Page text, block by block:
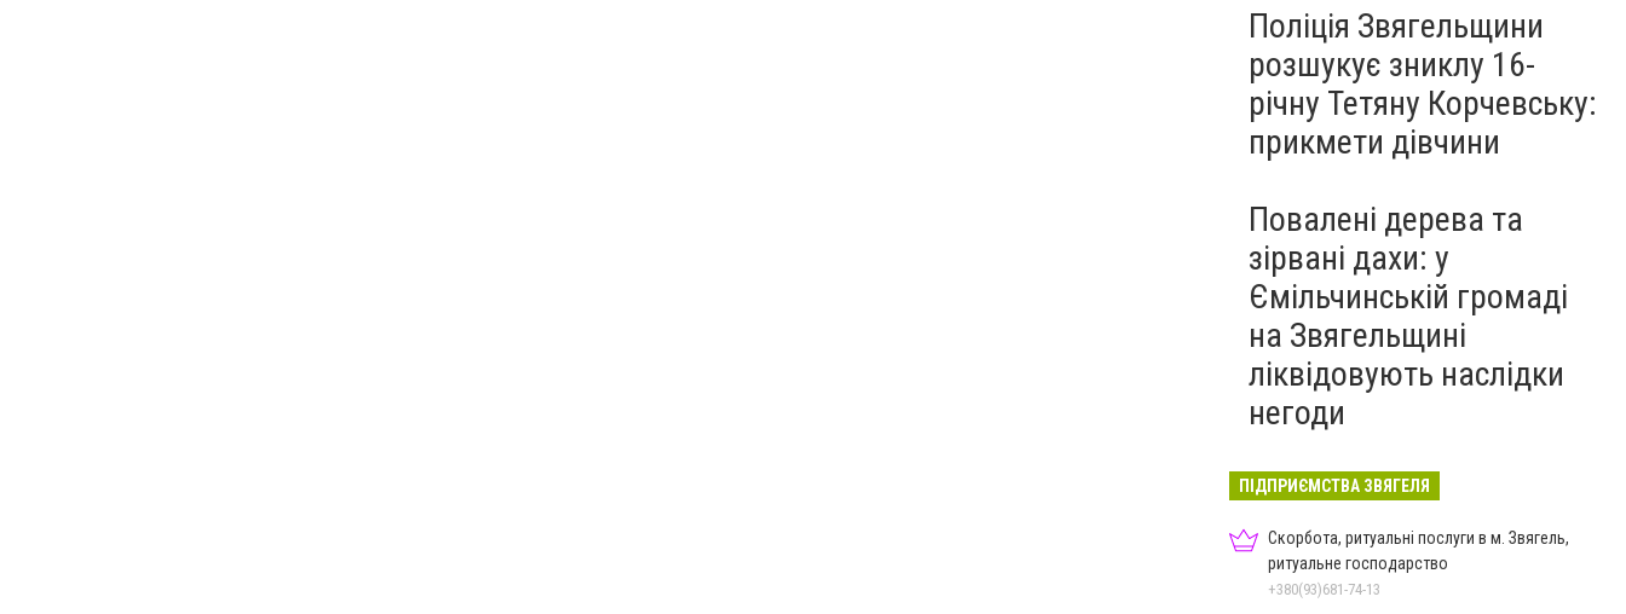
Поліція Звягельщини
розшукує зниклу 16-
річну Тетяну Корчевську:
прикмети дівчини
Повалені дерева та
зірвані дахи: у
Ємільчинській громаді
на Звягельщині
ліквідовують наслідки
негоди
ПІДПРИЄМСТВА ЗВЯГЕЛЯ
Скорбота, ритуальні послуги в м. Звягель,
ритуальне господарство
+380(93)681-74-13